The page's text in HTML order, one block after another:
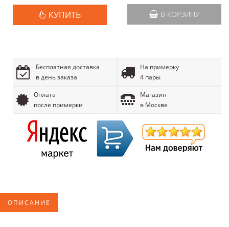
КУПИТЬ В КОРЗИНУ
Бесплатная доставка
в день заказа
На примерку
4 пары
Оплата
после примерки
Магазин
в Москве
ОПИСАНИЕ